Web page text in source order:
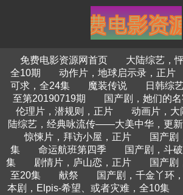
免费电影资源网首页
大陆综艺，
全10期
动作片，地球启示录，正片
可求，全24集
魔装传说
日韩综
至第20190719期
国产剧，她们的
伦理片，潜规则，正片
动画片，大
陆综艺，经典咏流传——大美中华，更
惊悚片，拜访小屋，正片
国产剧
集
命运航班第四季
国产剧，斗
集
剧情片，庐山恋，正片
国产剧
至20集
献祭 国产剧，千金丫环
本剧，Elpis-希望、或者灾难，全10集